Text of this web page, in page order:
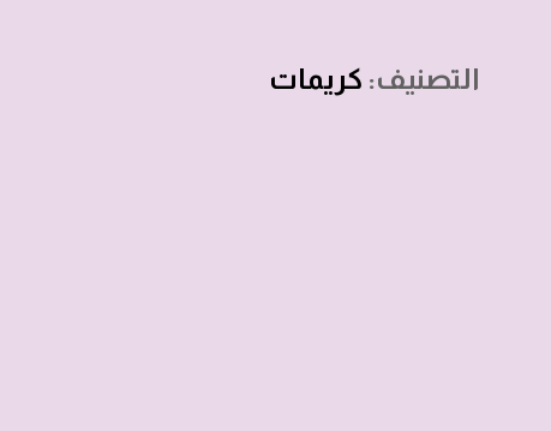
التصنيف: كريمات